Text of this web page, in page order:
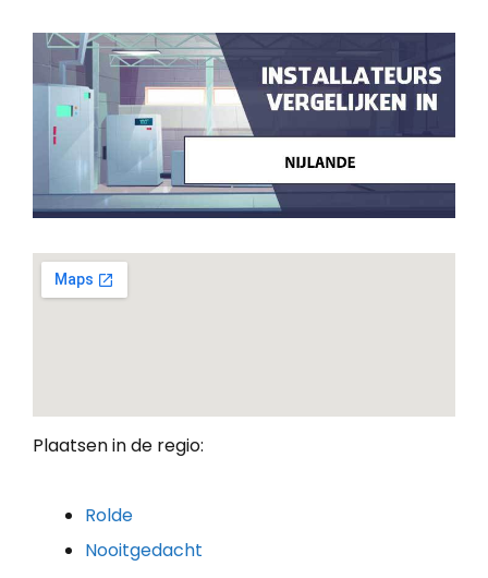
Plaatsen in de regio:
Rolde
Nooitgedacht